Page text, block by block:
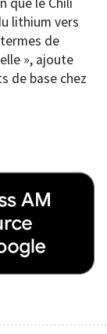
que le Chili
lithium vers
de
», ajoute
de base chez